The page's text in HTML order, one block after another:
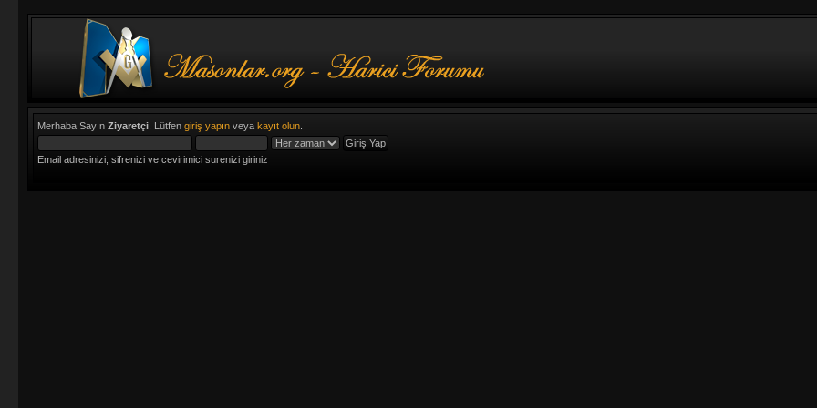
Merhaba SayınZiyaretçi . Lütfengiriş yapın veyakayıt olun
Email adresinizi, sifrenizi ve cevirimici surenizi giriniz